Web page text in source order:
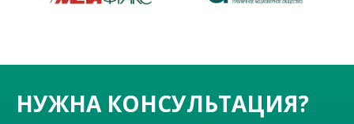
НУЖНА КОНСУЛЬТАЦИЯ?